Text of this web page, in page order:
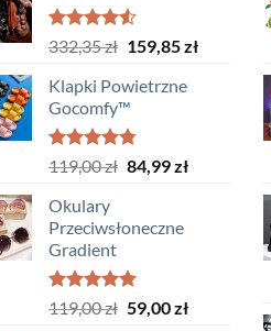
Oceniono
na 5
332,35zł Pierwotna
wynosiła:
332,35 zł.
159,85złAktualna
159,85 zł.
Klapki Powietrzne
Gocomfy™
Oceniono
na 5
119,00zł Pierwotna
119,00 zł.
84,99złAktualna
Okulary
Przeciwsłoneczne
Gradient
Oceniono
na 5
119,00zł Pierwotna
59,00złAktualna